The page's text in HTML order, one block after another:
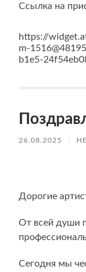
Ссылка на
https://
m-
b1e5-
26.08.2025 /
Дорогие
От всей души
Сегодня мы